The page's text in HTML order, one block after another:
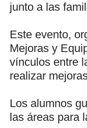
junto a las
Este evento,
Mejoras y
vínculos entre
realizar
Los alumnos
las áreas para